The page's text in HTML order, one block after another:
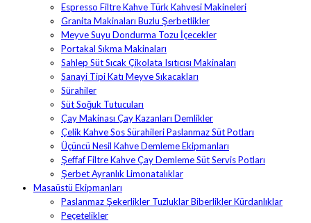
Espresso Filtre Kahve Türk Kahvesi Makineleri
Granita Makinaları Buzlu Şerbetlikler
Meyve Suyu Dondurma Tozu İçecekler
Portakal Sıkma Makinaları
Sahlep Süt Sıcak Çikolata Isıtıcısı Makinaları
Sanayi Tipi Katı Meyve Sıkacakları
Sürahiler
Süt Soğuk Tutucuları
Çay Makinası Çay Kazanları Demlikler
Çelik Kahve Sos Sürahileri Paslanmaz Süt Potları
Üçüncü Nesil Kahve Demleme Ekipmanları
Şeffaf Filtre Kahve Çay Demleme Süt Servis Potları
Şerbet Ayranlık Limonatalıklar
Masaüstü Ekipmanları
Paslanmaz Şekerlikler Tuzluklar Biberlikler Kürdanlıklar
Peçetelikler